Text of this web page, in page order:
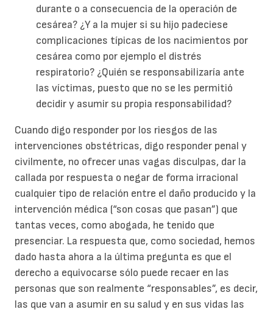
durante o a consecuencia de la operación de
cesárea? ¿Y a la mujer si su hijo padeciese
complicaciones típicas de los nacimientos por
cesárea como por ejemplo el distrés
respiratorio? ¿Quién se responsabilizaría ante
las víctimas, puesto que no se les permitió
decidir y asumir su propia responsabilidad?
Cuando digo responder por los riesgos de las
intervenciones obstétricas, digo responder penal y
civilmente, no ofrecer unas vagas disculpas, dar la
callada por respuesta o negar de forma irracional
cualquier tipo de relación entre el daño producido y la
intervención médica (“son cosas que pasan”) que
tantas veces, como abogada, he tenido que
presenciar. La respuesta que, como sociedad, hemos
dado hasta ahora a la última pregunta es que el
derecho a equivocarse sólo puede recaer en las
personas que son realmente “responsables”, es decir,
las que van a asumir en su salud y en sus vidas las